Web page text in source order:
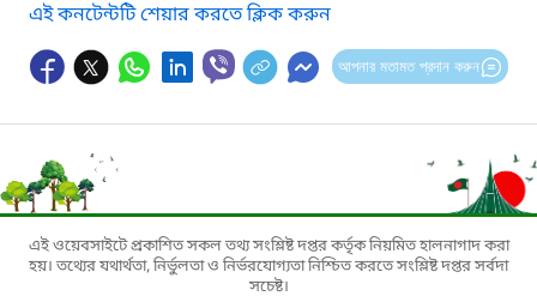
এই কনটেন্টটি শেয়ার করতে ক্লিক করুন
আপনার মতামত প্রদান করুন
এই ওয়েবসাইটে প্রকাশিত সকল তথ্য সংশ্লিষ্ট দপ্তর কর্তৃক নিয়মিত হালনাগাদ করা
হয়। তথ্যের যথার্থতা, নির্ভুলতা ও নির্ভরযোগ্যতা নিশ্চিত করতে সংশ্লিষ্ট দপ্তর সর্বদা
সচেষ্ট।